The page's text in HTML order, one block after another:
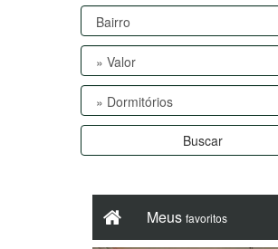
Buscar
Meus favoritos